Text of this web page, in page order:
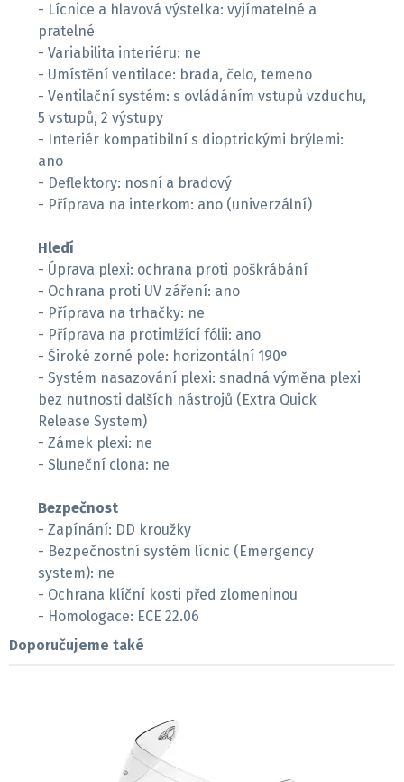
- Lícnice a hlavová výstelka: vyjímatelné a
pratelné
- Variabilita interiéru: ne
- Umístění ventilace: brada, čelo, temeno
- Ventilační systém: s ovládáním vstupů vzduchu,
5 vstupů, 2 výstupy
- Interiér kompatibilní s dioptrickými brýlemi:
ano
- Deflektory: nosní a bradový
- Příprava na interkom: ano (univerzální)
Hledí
- Úprava plexi: ochrana proti poškrábání
- Ochrana proti UV záření: ano
- Příprava na trhačky: ne
- Příprava na protimlžící fólii: ano
- Široké zorné pole: horizontální 190°
- Systém nasazování plexi: snadná výměna plexi
bez nutnosti dalších nástrojů (Extra Quick
Release System)
- Zámek plexi: ne
- Sluneční clona: ne
Bezpečnost
- Zapínání: DD kroužky
- Bezpečnostní systém lícnic (Emergency
system): ne
- Ochrana klíční kosti před zlomeninou
- Homologace: ECE 22.06
Doporučujeme také